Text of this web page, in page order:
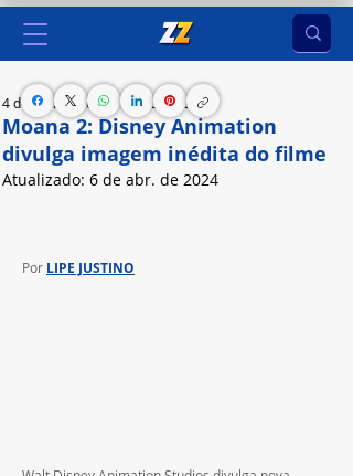
Moana 2: Disney Animation
divulga imagem inédita do filme
4 de abr. de 2024 1 min de leitura
Atualizado: 6 de abr. de 2024
Por LIPE JUSTINO